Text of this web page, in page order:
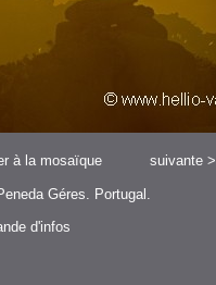
à la mosaïque suivante>
Géres. Portugal.
d'infos